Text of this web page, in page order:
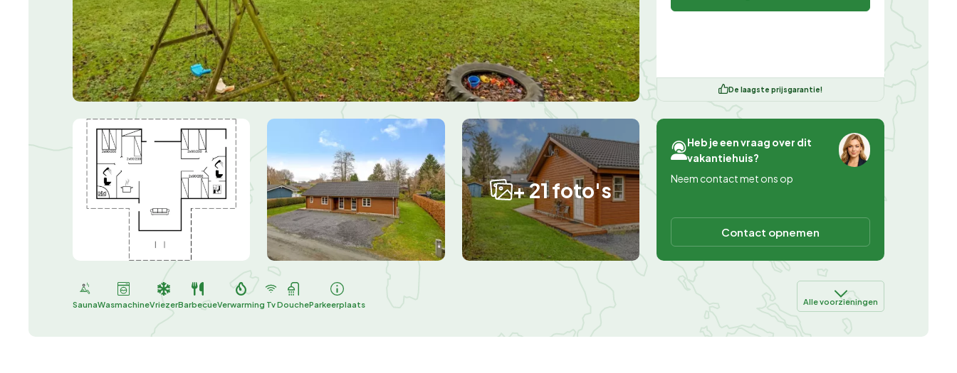
+ 21 foto's
De laagste prijsgarantie!
Heb je een vraag over dit
vakantiehuis?
Neem contact met ons op
Contact opnemen
SaunaWasmachineVriezerBarbecueVerwarming TvDoucheParkeerplaats Alle voorzieningen